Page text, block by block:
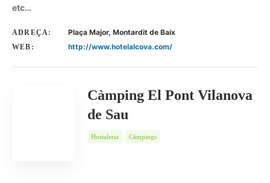
etc…
ADREÇA: Plaça Major, Montardit de Baix
WEB: http://www.hotelalcova.com/
Càmping El Pont Vilanova
de Sau
Hostaleria Càmpings